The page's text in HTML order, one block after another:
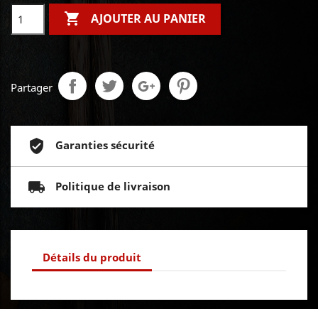
 AJOUTER AU PANIER
Partager
Garanties sécurité
Politique de livraison
Détails du produit